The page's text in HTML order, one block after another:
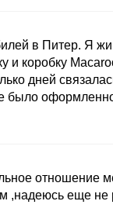
в Питер. Я
коробку
дней
было
отношение
,надеюсь еще